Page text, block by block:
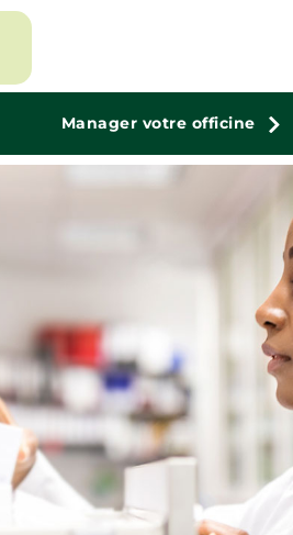
Manager votre officine